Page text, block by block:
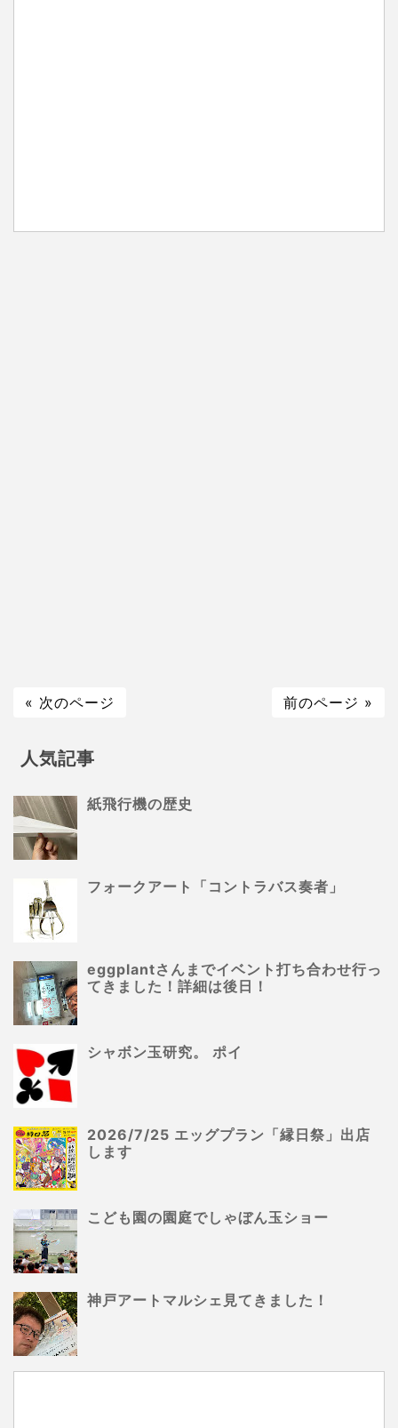
« 次のページ 前のページ »
人気記事
紙飛行機の歴史
フォークアート「コントラバス奏者」
eggplantさんまでイベント打ち合わせ行っ
てきました！詳細は後日！
シャボン玉研究。 ポイ
2026/7/25 エッグプラン「縁日祭」出店
します
こども園の園庭でしゃぼん玉ショー
神戸アートマルシェ見てきました！